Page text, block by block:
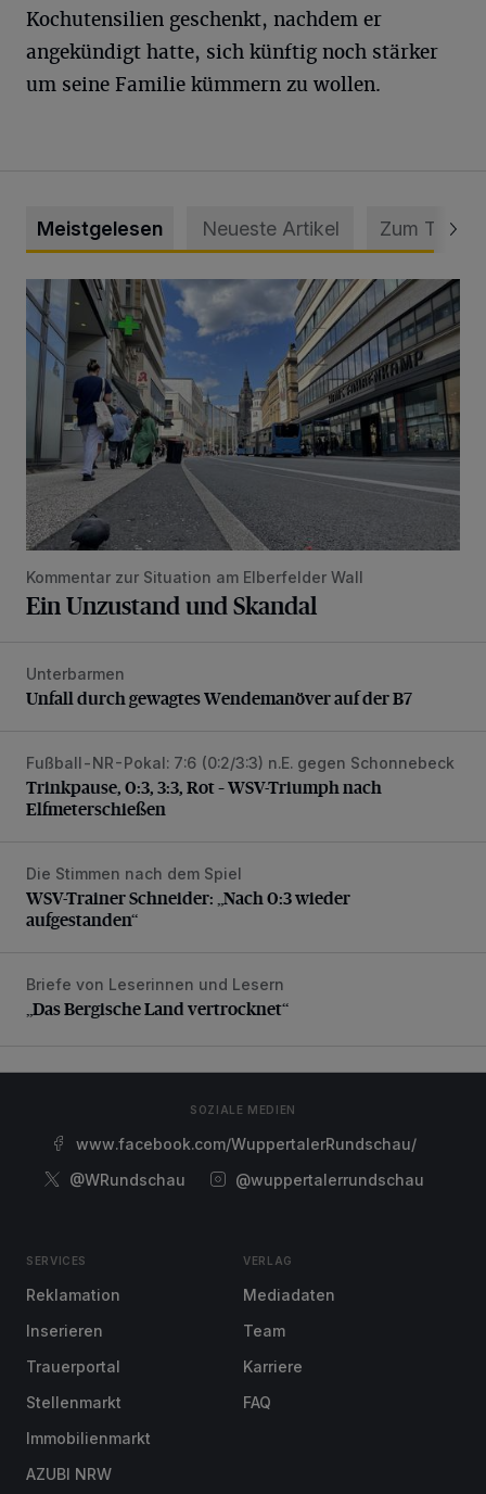
Kochutensilien geschenkt, nachdem er
angekündigt hatte, sich künftig noch stärker
um seine Familie kümmern zu wollen.
Meistgelesen Neueste Artikel Zum Thema
Ein Unzustand und Skandal
Kommentar zur Situation am Elberfelder Wall
Ein Unzustand und Skandal
Unfall durch gewagtes Wendemanöver auf der B7
Unterbarmen
Unfall durch gewagtes Wendemanöver auf der B7
Trinkpause, 0:3, 3:3, Rot – WSV-Triumph nach
Fußball-NR-Pokal: 7:6 (0:2/3:3) n.E. gegen Schonnebeck
Trinkpause, 0:3, 3:3, Rot – WSV-Triumph nach
Elfmeterschießen
WSV-Trainer Schneider: „Nach 0:3 wieder aufgestanden“
Die Stimmen nach dem Spiel
WSV-Trainer Schneider: „Nach 0:3 wieder
aufgestanden“
„Das Bergische Land vertrocknet“
Briefe von Leserinnen und Lesern
„Das Bergische Land vertrocknet“
SOZIALE MEDIEN
www.facebook.com/WuppertalerRundschau/
@WRundschau
@wuppertalerrundschau
SERVICES
Reklamation
Inserieren
Trauerportal
Stellenmarkt
Immobilienmarkt
AZUBI NRW
VERLAG
Mediadaten
Team
Karriere
FAQ